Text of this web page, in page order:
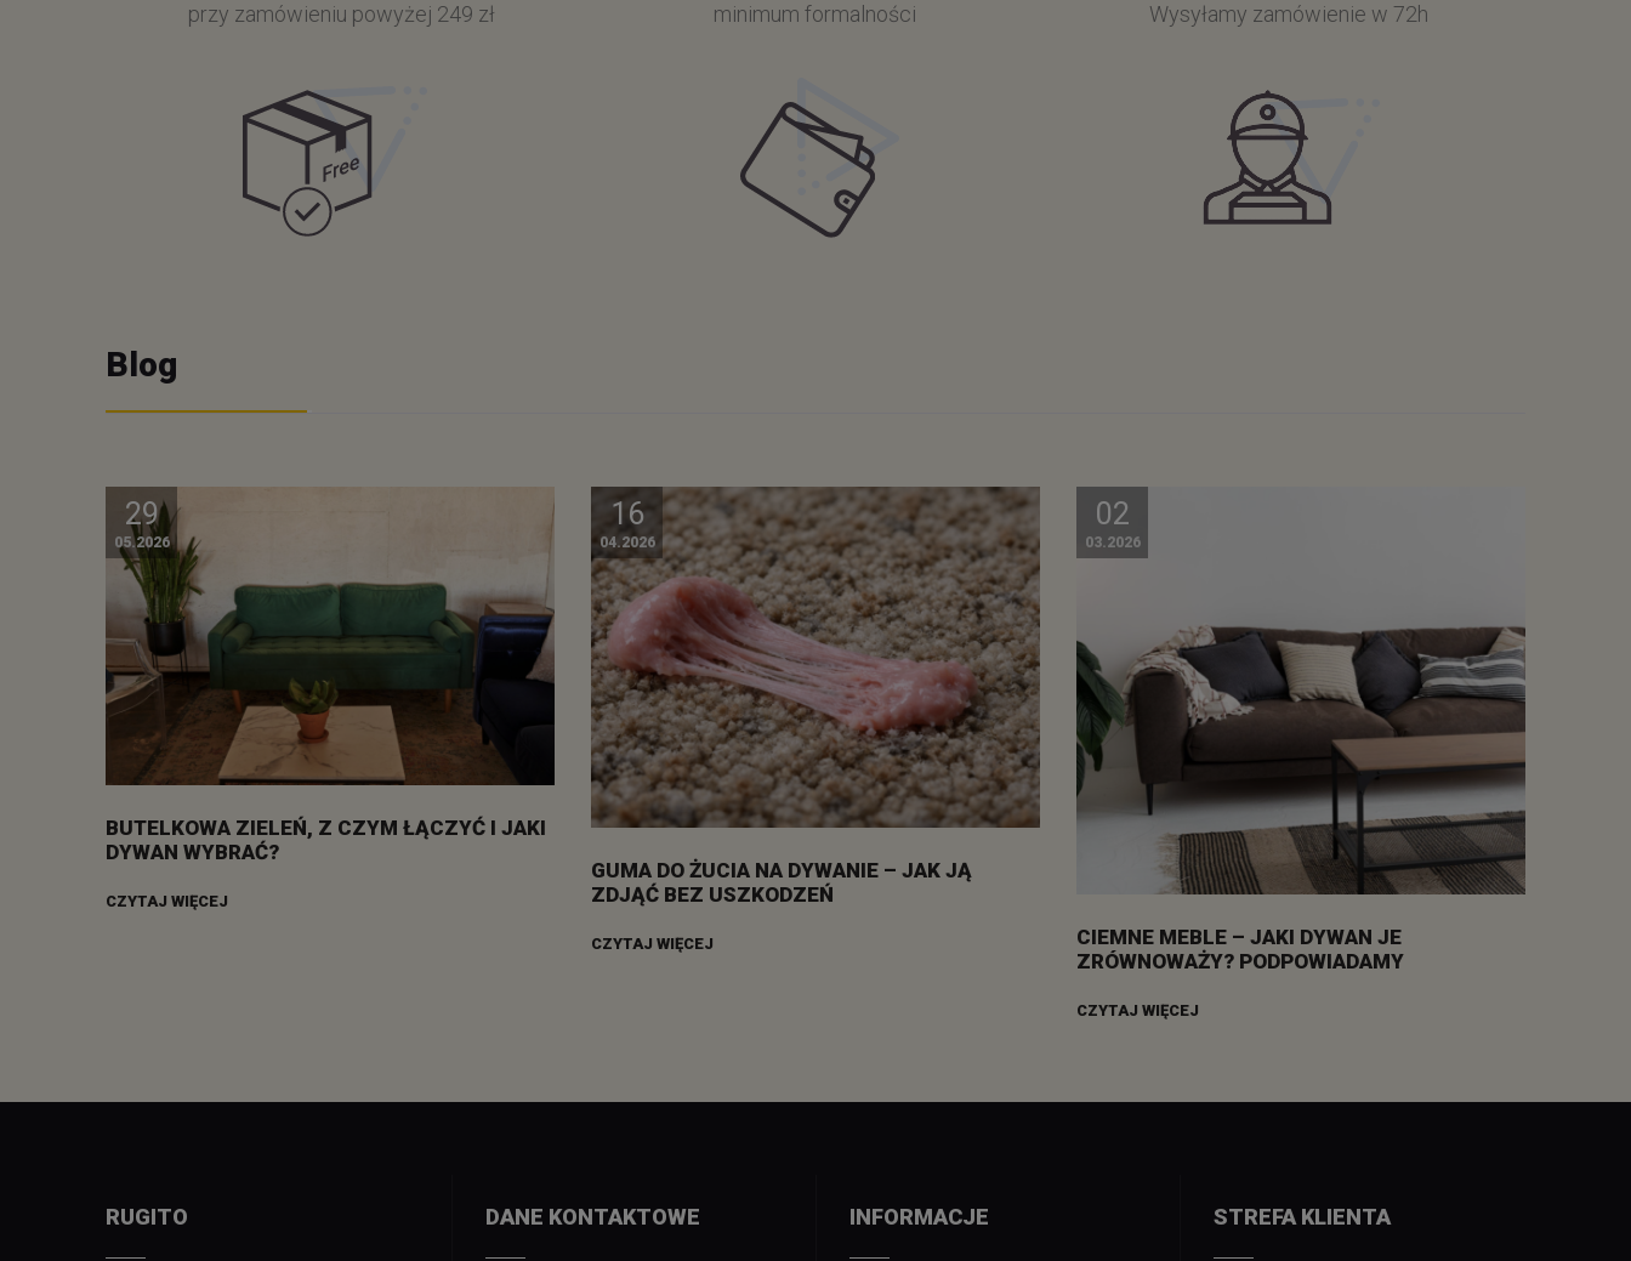
przy zamówieniu powyżej 249 zł minimum formalności Wysyłamy zamówienie w 72h
Blog
29
05.2026
BUTELKOWA ZIELEŃ, Z CZYM ŁĄCZYĆ I JAKI
DYWAN WYBRAĆ?
CZYTAJ WIĘCEJ
16
04.2026
GUMA DO ŻUCIA NA DYWANIE – JAK JĄ
ZDJĄĆ BEZ USZKODZEŃ
CZYTAJ WIĘCEJ
02
03.2026
CIEMNE MEBLE – JAKI DYWAN JE
ZRÓWNOWAŻY? PODPOWIADAMY
CZYTAJ WIĘCEJ
RUGITO DANE KONTAKTOWE INFORMACJE STREFA KLIENTA